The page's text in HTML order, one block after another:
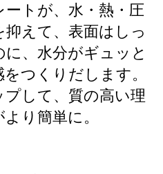
トが、水・熱・圧
えて、表面はしっ
、水分がギュッと
つくりだします。
して、質の高い理
り簡単に。